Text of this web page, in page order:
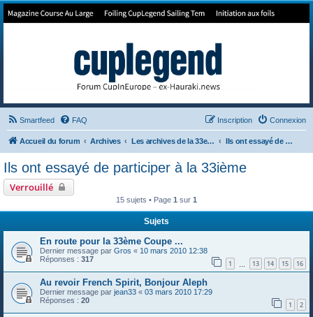
Forum de Cup In Europe
Smartfeed FAQ Connexion
Inscription
Accueil du forum Archives Les archives de la 33e America's Cup Ils ont essayé de participer à la 33ième
Ils ont essayé de participer à la 33ième
Verrouillé
15 sujets • Page 1 sur 1
Sujets
En route pour la 33ème Coupe ...
Dernier message par Gros « 10 mars 2010 12:38
Réponses : 317 1 13 14 15 16
Au revoir French Spirit, Bonjour Aleph
Dernier message par jean33 « 03 mars 2010 17:29
Réponses : 20 1 2